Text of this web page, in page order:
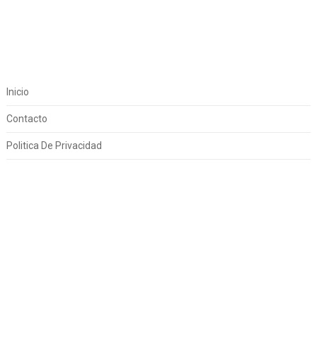
Inicio
Contacto
Politica De Privacidad